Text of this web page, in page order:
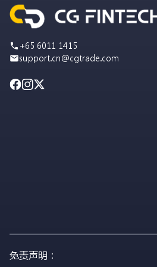
+65 6011 1415
support.cn@cgtrade.com
免责声明：